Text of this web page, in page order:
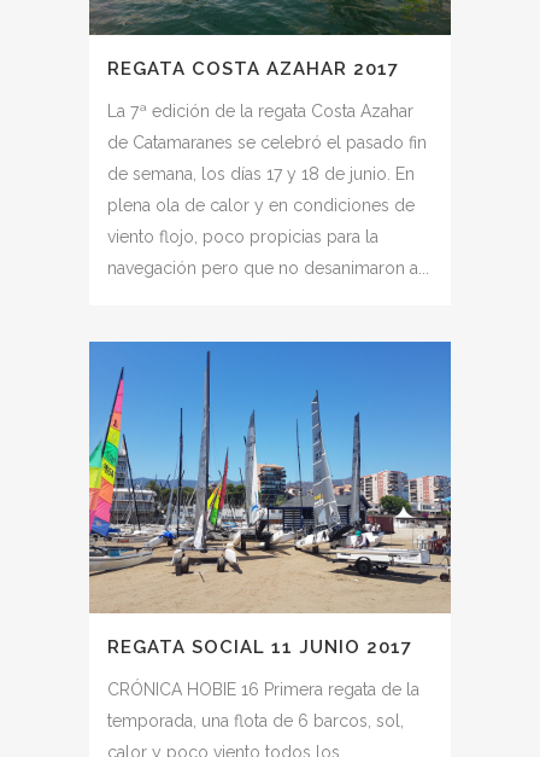
REGATA COSTA AZAHAR 2017
La 7ª edición de la regata Costa Azahar
de Catamaranes se celebró el pasado fin
de semana, los días 17 y 18 de junio. En
plena ola de calor y en condiciones de
viento flojo, poco propicias para la
navegación pero que no desanimaron a...
REGATA SOCIAL 11 JUNIO 2017
CRÓNICA HOBIE 16 Primera regata de la
temporada, una flota de 6 barcos, sol,
calor y poco viento todos los